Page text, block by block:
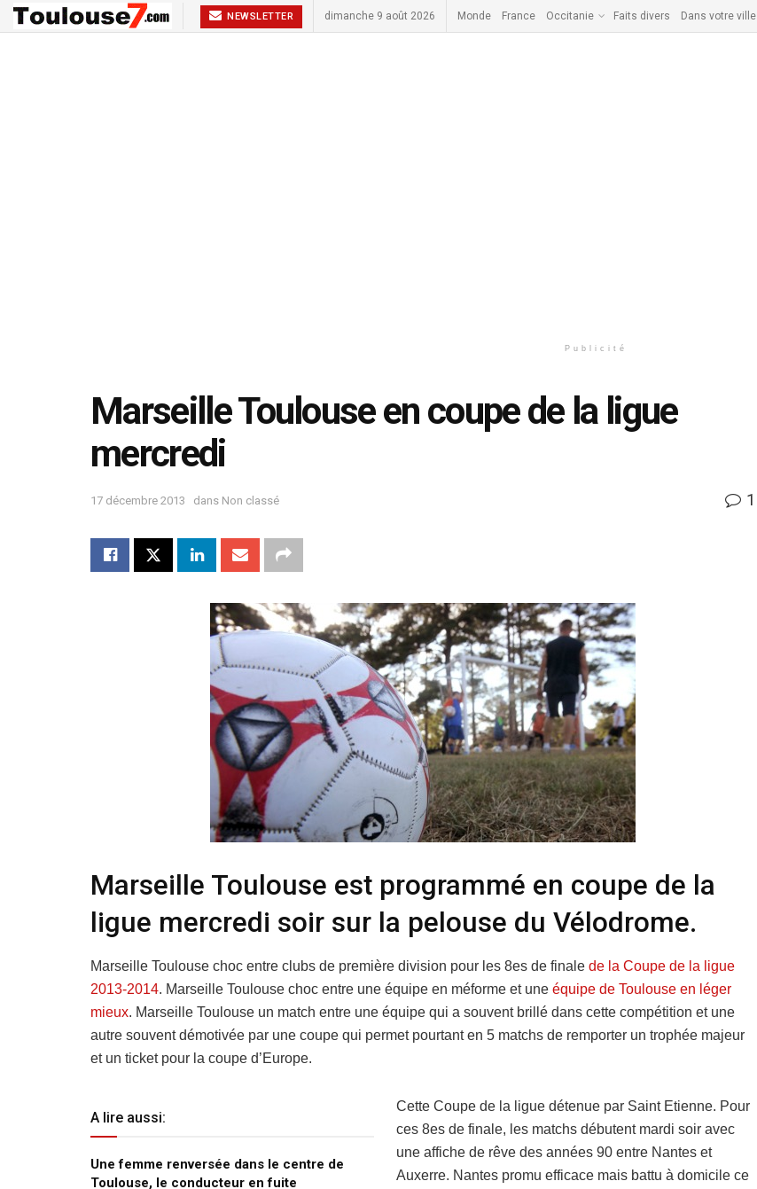
NEWSLETTER dimanche 9 août 2026 Monde France Occitanie Faits divers Dans votre ville
Publicité
Marseille Toulouse en coupe de la ligue
mercredi
17 décembre 2013 dans Non classé 1
Marseille Toulouse est programmé en coupe de la
ligue mercredi soir sur la pelouse du Vélodrome.
Marseille Toulouse choc entre clubs de première division pour les 8es de finale de la Coupe de la ligue
2013-2014. Marseille Toulouse choc entre une équipe en méforme et une équipe de Toulouse en léger
mieux. Marseille Toulouse un match entre une équipe qui a souvent brillé dans cette compétition et une
autre souvent démotivée par une coupe qui permet pourtant en 5 matchs de remporter un trophée majeur
et un ticket pour la coupe d’Europe.
A lire aussi:
Une femme renversée dans le centre de
Toulouse, le conducteur en fuite
Cette Coupe de la ligue détenue par Saint Etienne. Pour
ces 8es de finale, les matchs débutent mardi soir avec
une affiche de rêve des années 90 entre Nantes et
Auxerre. Nantes promu efficace mais battu à domicile ce